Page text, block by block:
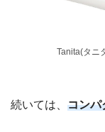
Tanita(タニ
続いては、 コンパ